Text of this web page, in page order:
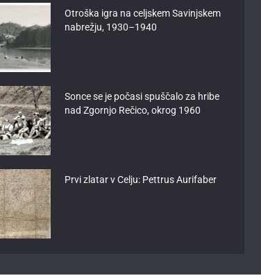
Otroška igra na celjskem Savinjskem
nabrežju, 1930–1940
Sonce se je počasi spuščalo za hribe
nad Zgornjo Rečico, okrog 1960
Prvi zlatar v Celju: Pettrus Aurifaber